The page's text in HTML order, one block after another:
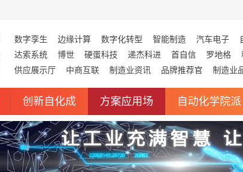
数字孪生 边缘计算 数字化转型 智能制造 汽车电子
达索系统 博世 硬蛋科技 递杰科进 首自信 罗地格
供应展示厅 中商互联 制造业资讯 品牌推荐官 制造业
创新自化成 方案应用场 自动化学院派